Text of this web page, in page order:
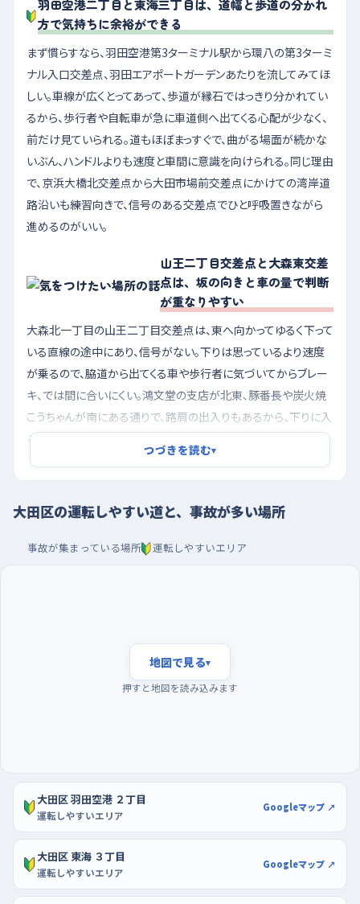
羽田空港二丁目と東海三丁目は、道幅と歩道の分かれ
方で気持ちに余裕ができる
まず慣らすなら、羽田空港第3ターミナル駅から環八の第3ターミ
ナル入口交差点、羽田エアポートガーデンあたりを流してみてほ
しい。車線が広くとってあって、歩道が縁石ではっきり分かれてい
るから、歩行者や自転車が急に車道側へ出てくる心配が少なく、
前だけ見ていられる。道もほぼまっすぐで、曲がる場面が続かな
いぶん、ハンドルよりも速度と車間に意識を向けられる。同じ理由
で、京浜大橋北交差点から大田市場前交差点にかけての湾岸道
路沿いも練習向きで、信号のある交差点でひと呼吸置きながら
進めるのがいい。
山王二丁目交差点と大森東交差
点は、坂の向きと車の量で判断
が重なりやすい
大森北一丁目の山王二丁目交差点は、東へ向かってゆるく下って
いる直線の途中にあり、信号がない。下りは思っているより速度
が乗るので、脇道から出てくる車や歩行者に気づいてからブレー
キ、では間に合いにくい。鴻文堂の支店が北東、豚番長や炭火焼
こうちゃんが南にある通りで、路肩の出入りもあるから、下りに入
る手前で一度アクセルを抜いておくと楽になる。大森北六丁目の
大森東交差点は平坦だが、共立信用組合の平和島支店や多摩川
屋が北側にある交わりで、右折待ちのあいだに対向車と横断す
る人を同時に見ることになりやすい。無理に入らず、次の信号を
信号のつながりも読みやすいので、一人で練習するなら朝のうち
に出てしまうのがおすすめ。曜日でいうと火曜と木曜は通勤や配
送の車が多く感じられるので、慣れないうちは土日の朝に回すと
り返すだけで、路上での落ち着き方がずいぶん変わる。
つづきを読む▾
大田区の運転しやすい道と、事故が多い場所
事故が集まっている場所 運転しやすいエリア
地図で見る▾
押すと地図を読み込みます
大田区 羽田空港 ２丁目
運転しやすいエリア
Googleマップ ↗
大田区 東海 ３丁目
運転しやすいエリア
Googleマップ ↗